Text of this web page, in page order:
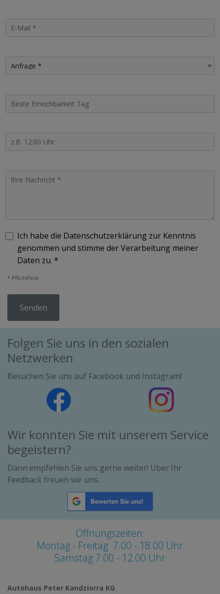
Ich habe die Datenschutzerklärung zur Kenntnis
genommen und stimme der Verarbeitung meiner
Daten zu. *
* Pflichtfeld
Folgen Sie uns in den sozialen
Netzwerken
Besuchen Sie uns auf Facebook und Instagram!
Wir konnten Sie mit unserem Service
begeistern?
Dann empfehlen Sie uns gerne weiter! Über Ihr
Feedback freuen wir uns.
Öffnungszeiten:
Montag - Freitag 7.00 - 18.00 Uhr
Samstag 7.00 - 12.00 Uhr
Autohaus Peter Kandziorra KG